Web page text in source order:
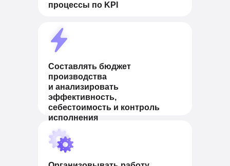
Составлять бюджет
производства
и анализировать
эффективность,
себестоимость и контроль
исполнения
процессы по KPI